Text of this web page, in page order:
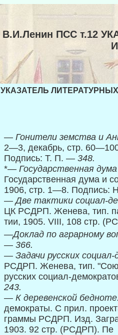
В.И.Ленин ПСС т.12
УКАЗАТЕЛЬ
— Гонители земства и
2—3, декабрь, стр.
Подпись: Т. П. — 348.
*— Государственная
Государственная дума и
1906, стр. 1—8. Подпись:
—Две тактики социал-
ЦК РСДРП. Женева, тип.
тии, 1905. VIII, 108 стр.
—Доклад по аграрному
— 366.
— Задачи русских
РСДРП. Женева, тип.
русских социал-
243.
— К деревенской
демократы. С прил.
граммы РСДРП. Изд.
1903. 92 стр. (РСДРП). Пе­